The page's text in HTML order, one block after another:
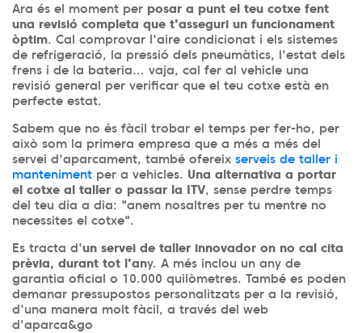
Ara és el moment per posar a punt el teu cotxe fent
una revisió completa que t'asseguri un funcionament
òptim. Cal comprovar l'aire condicionat i els sistemes
de refrigeració, la pressió dels pneumàtics, l'estat dels
frens i de la bateria... vaja, cal fer al vehicle una
revisió general per verificar que el teu cotxe està en
perfecte estat.
Sabem que no és fàcil trobar el temps per fer-ho, per
això som la primera empresa que a més a més del
servei d'aparcament, també ofereix serveis de taller i
manteniment per a vehicles. Una alternativa a portar
el cotxe al taller o passar la ITV, sense perdre temps
del teu dia a dia: "anem nosaltres per tu mentre no
necessites el cotxe".
Es tracta d'un servei de taller innovador on no cal cita
prèvia, durant tot l'any. A més inclou un any de
garantia oficial o 10.000 quilòmetres. També es poden
demanar pressupostos personalitzats per a la revisió,
d'una manera molt fàcil, a través del web
d'aparca&go